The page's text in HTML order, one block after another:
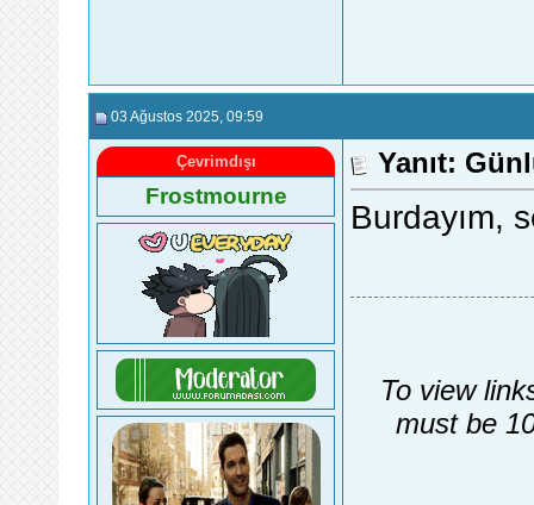
03 Ağustos 2025 , 09:59
Çevrimdışı
Frostmourne
Yanıt:
Burdayım,
To view
must be